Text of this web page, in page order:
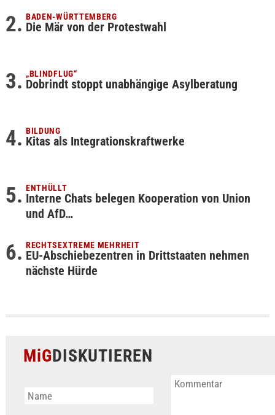
BADEN-WÜRTTEMBERG
Die Mär von der Protestwahl
„BLINDFLUG“
Dobrindt stoppt unabhängige Asylberatung
BILDUNG
Kitas als Integrationskraftwerke
ENTHÜLLT
Interne Chats belegen Kooperation von Union
und AfD…
RECHTSEXTREME MEHRHEIT
EU-Abschiebezentren in Drittstaaten nehmen
nächste Hürde
MiGDISKUTIEREN